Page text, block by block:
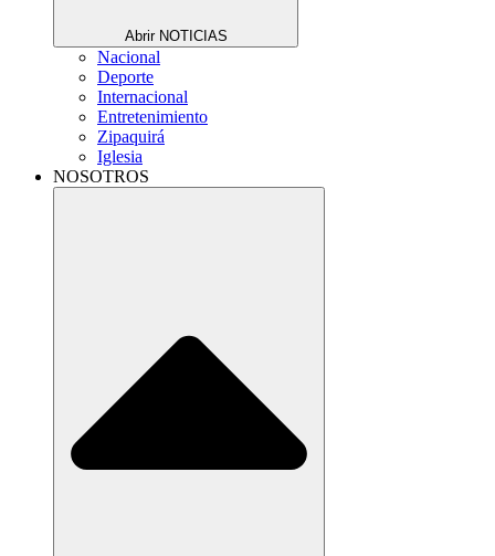
Abrir NOTICIAS
Nacional
Deporte
Internacional
Entretenimiento
Zipaquirá
Iglesia
NOSOTROS